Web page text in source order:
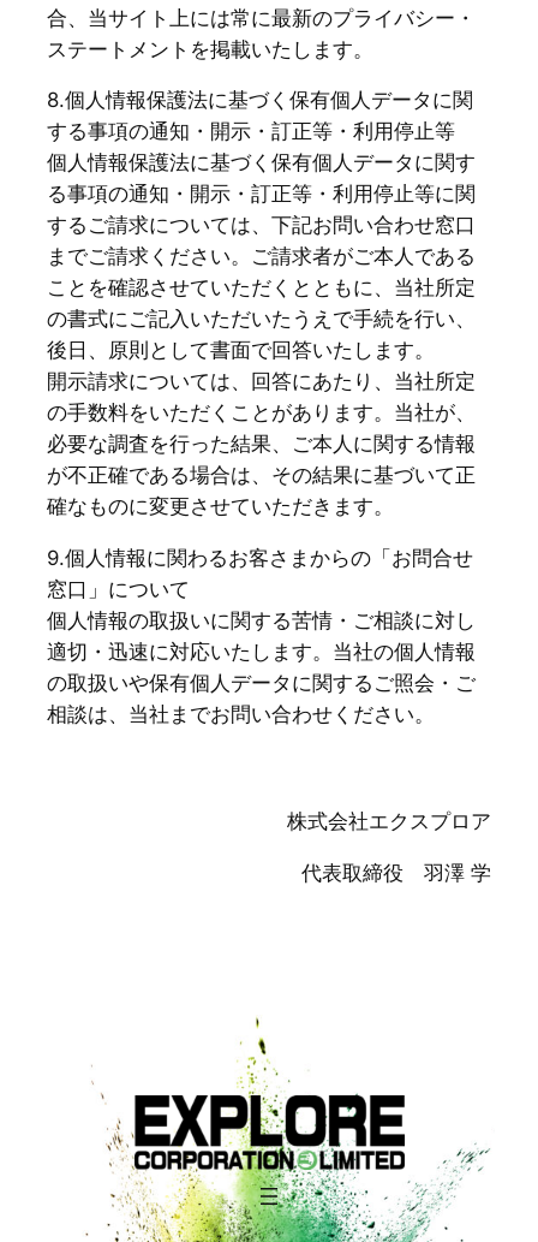
合、当サイト上には常に最新のプライバシー・
ステートメントを掲載いたします。
8.個人情報保護法に基づく保有個人データに関
する事項の通知・開示・訂正等・利用停止等
個人情報保護法に基づく保有個人データに関す
る事項の通知・開示・訂正等・利用停止等に関
するご請求については、下記お問い合わせ窓口
までご請求ください。ご請求者がご本人である
ことを確認させていただくとともに、当社所定
の書式にご記入いただいたうえで手続を行い、
後日、原則として書面で回答いたします。
開示請求については、回答にあたり、当社所定
の手数料をいただくことがあります。当社が、
必要な調査を行った結果、ご本人に関する情報
が不正確である場合は、その結果に基づいて正
確なものに変更させていただきます。
9.個人情報に関わるお客さまからの「お問合せ
窓口」について
個人情報の取扱いに関する苦情・ご相談に対し
適切・迅速に対応いたします。当社の個人情報
の取扱いや保有個人データに関するご照会・ご
相談は、当社までお問い合わせください。
株式会社エクスプロア
代表取締役 羽澤 学